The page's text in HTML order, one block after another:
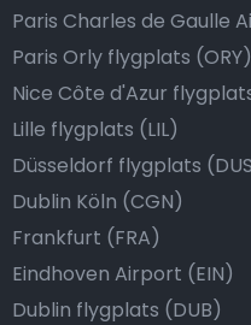
Paris Charles de Gaulle
Paris Orly flygplats (ORY)
Nice Côte d'Azur
Lille flygplats (LIL)
Düsseldorf flygplats
Dublin Köln (CGN)
Frankfurt (FRA)
Eindhoven Airport (EIN)
Dublin flygplats (DUB)